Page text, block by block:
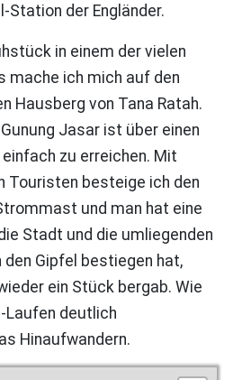
Station der Engländer.
in einem der vielen
mache ich mich auf den
Hausberg von Tana Ratah.
Jasar ist über einen
zu erreichen. Mit
Touristen besteige ich den
und man hat eine
Stadt und die umliegenden
den Gipfel bestiegen hat,
ein Stück bergab. Wie
Laufen deutlich
Hinaufwandern.